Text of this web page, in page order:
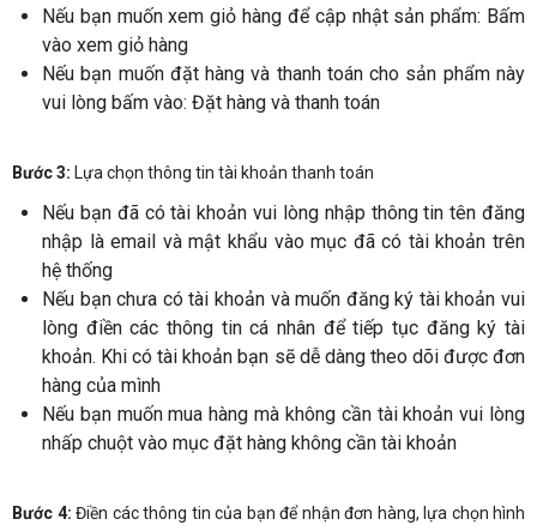
Nếu bạn muốn xem giỏ hàng để cập nhật sản phẩm: Bấm
vào xem giỏ hàng
Nếu bạn muốn đặt hàng và thanh toán cho sản phẩm này
vui lòng bấm vào: Đặt hàng và thanh toán
Bước 3: Lựa chọn thông tin tài khoản thanh toán
Nếu bạn đã có tài khoản vui lòng nhập thông tin tên đăng
nhập là email và mật khẩu vào mục đã có tài khoản trên
hệ thống
Nếu bạn chưa có tài khoản và muốn đăng ký tài khoản vui
lòng điền các thông tin cá nhân để tiếp tục đăng ký tài
khoản. Khi có tài khoản bạn sẽ dễ dàng theo dõi được đơn
hàng của mình
Nếu bạn muốn mua hàng mà không cần tài khoản vui lòng
nhấp chuột vào mục đặt hàng không cần tài khoản
Bước 4: Điền các thông tin của bạn để nhận đơn hàng, lựa chọn hình